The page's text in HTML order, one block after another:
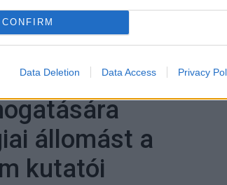
CONFIRM
Data Deletion Data Access Privacy
állomást a
kutatói